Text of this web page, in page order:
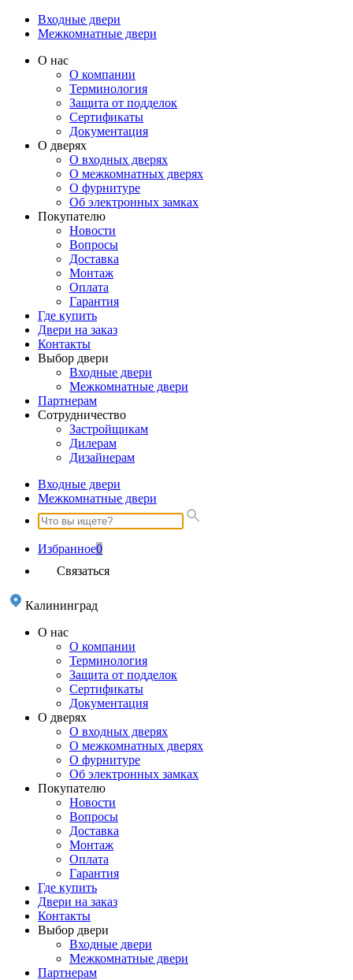
Входные двери
Межкомнатные двери
О нас
О компании
Терминология
Защита от подделок
Сертификаты
Документация
О дверях
О входных дверях
О межкомнатных дверях
О фурнитуре
Об электронных замках
Покупателю
Новости
Вопросы
Доставка
Монтаж
Оплата
Гарантия
Где купить
Двери на заказ
Контакты
Выбор двери
Входные двери
Межкомнатные двери
Партнерам
Сотрудничество
Застройщикам
Дилерам
Дизайнерам
Входные двери
Межкомнатные двери
Избранное0
Связаться
Калининград
О нас
О компании
Терминология
Защита от подделок
Сертификаты
Документация
О дверях
О входных дверях
О межкомнатных дверях
О фурнитуре
Об электронных замках
Покупателю
Новости
Вопросы
Доставка
Монтаж
Оплата
Гарантия
Где купить
Двери на заказ
Контакты
Выбор двери
Входные двери
Межкомнатные двери
Партнерам